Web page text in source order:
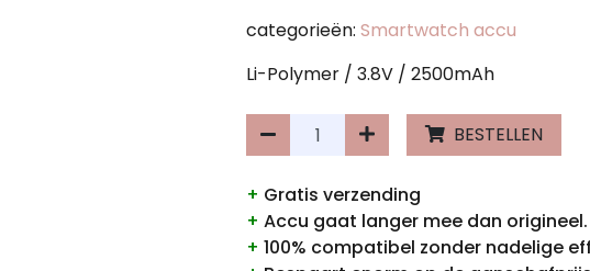
categorieën: Smartwatch accu
Li-Polymer / 3.8V / 2500mAh
BESTELLEN
+ Gratis verzending
+ Accu gaat langer mee dan origineel.
+ 100% compatibel zonder nadelige